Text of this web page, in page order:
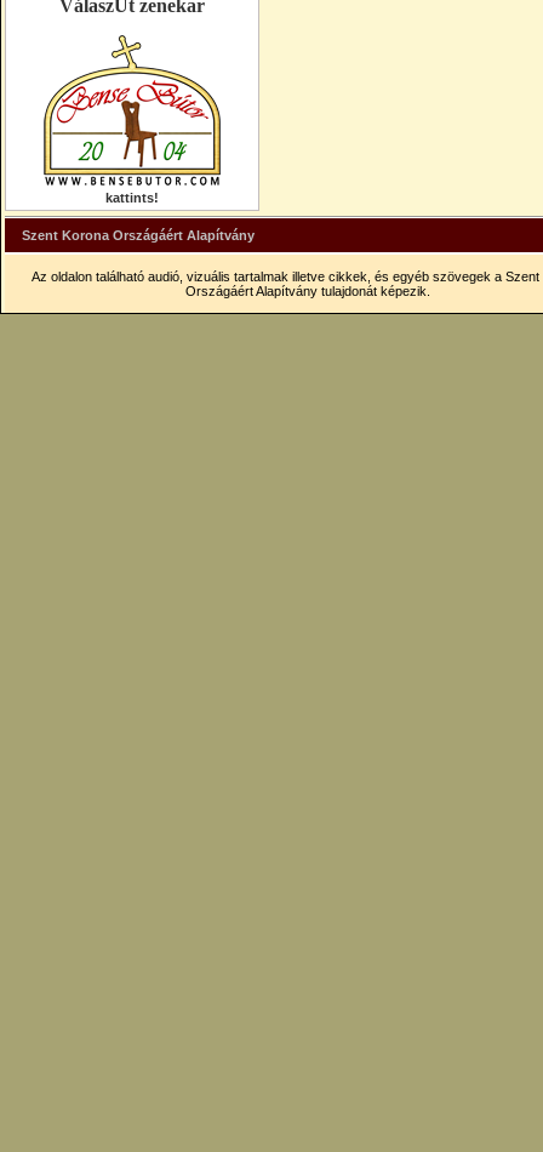
VálaszÚt zenekar
kattints!
Szent Korona Országáért Alapítvány
Az oldalon található audió, vizuális tartalmak illetve cikkek, és egyéb szövegek a Szent
Országáért Alapítvány tulajdonát képezik.